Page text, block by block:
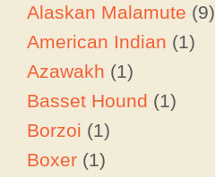
Alaskan Malamute (9)
American Indian (1)
Azawakh (1)
Basset Hound (1)
Borzoi (1)
Boxer (1)